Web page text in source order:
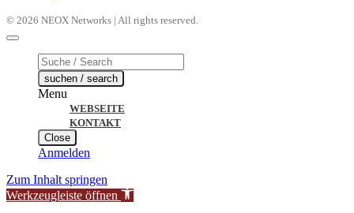
© 2026 NEOX Networks | All rights reserved.
Products
search
suchen / search
Menu
WEBSEITE
KONTAKT
Close
Anmelden
Zum Inhalt springen
Werkzeugleiste öffnen